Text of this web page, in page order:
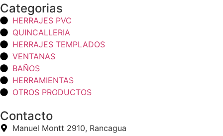
Categorias
HERRAJES PVC
QUINCALLERIA
HERRAJES TEMPLADOS
VENTANAS
BAÑOS
HERRAMIENTAS
OTROS PRODUCTOS
Contacto
Manuel Montt 2910, Rancagua